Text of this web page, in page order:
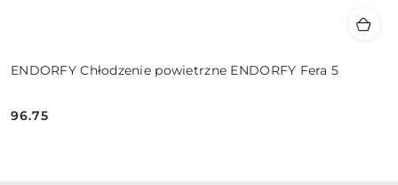
ENDORFY Chłodzenie powietrzne ENDORFY Fera 5
Cena:
96.75